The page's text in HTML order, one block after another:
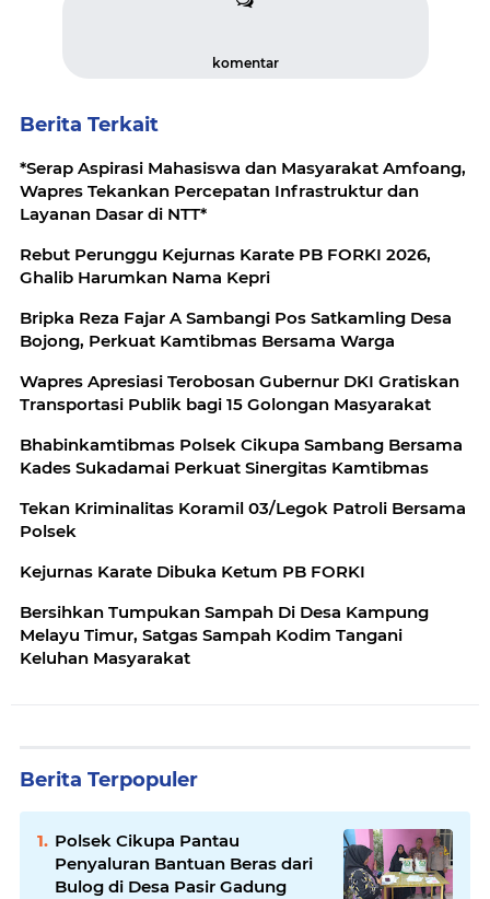
komentar
Berita Terkait
*Serap Aspirasi Mahasiswa dan Masyarakat Amfoang,
Wapres Tekankan Percepatan Infrastruktur dan
Layanan Dasar di NTT*
Rebut Perunggu Kejurnas Karate PB FORKI 2026,
Ghalib Harumkan Nama Kepri
Bripka Reza Fajar A Sambangi Pos Satkamling Desa
Bojong, Perkuat Kamtibmas Bersama Warga
Wapres Apresiasi Terobosan Gubernur DKI Gratiskan
Transportasi Publik bagi 15 Golongan Masyarakat
Bhabinkamtibmas Polsek Cikupa Sambang Bersama
Kades Sukadamai Perkuat Sinergitas Kamtibmas
Tekan Kriminalitas Koramil 03/Legok Patroli Bersama
Polsek
Kejurnas Karate Dibuka Ketum PB FORKI
Bersihkan Tumpukan Sampah Di Desa Kampung
Melayu Timur, Satgas Sampah Kodim Tangani
Keluhan Masyarakat
Berita Terpopuler
Polsek Cikupa Pantau
Penyaluran Bantuan Beras dari
Bulog di Desa Pasir Gadung